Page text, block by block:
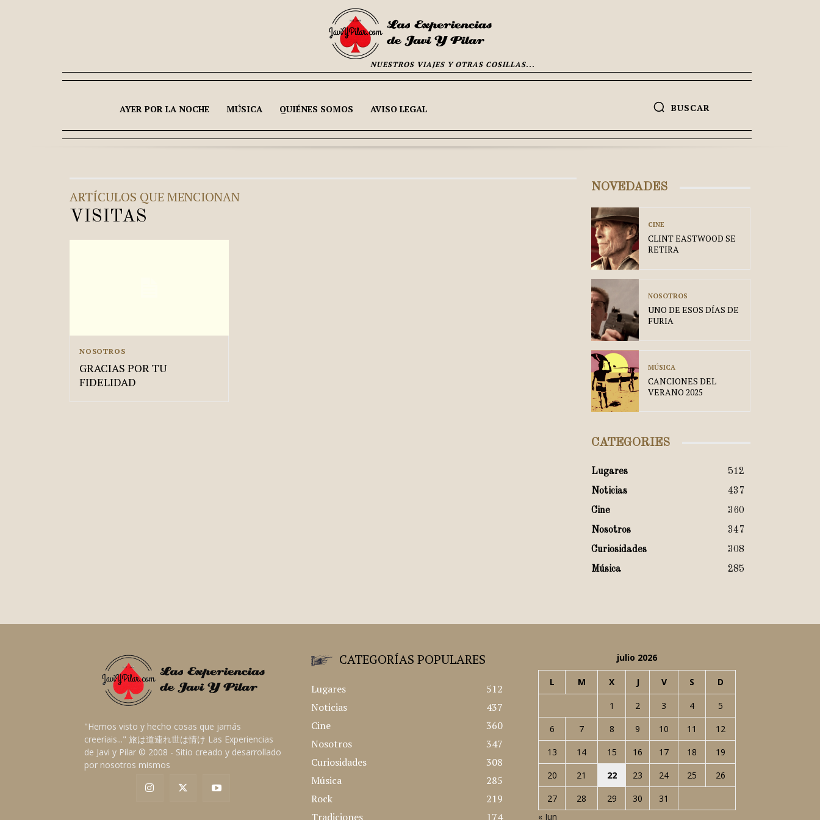
NUESTROS VIAJES Y OTRAS COSILLAS...
AYER POR LA NOCHE MÚSICA QUIÉNES SOMOS AVISO LEGAL BUSCAR
ARTÍCULOS QUE MENCIONAN
VISITAS
NOSOTROS
GRACIAS POR TU
FIDELIDAD
NOVEDADES
CINE
CLINT EASTWOOD SE
RETIRA
NOSOTROS
UNO DE ESOS DÍAS DE
FURIA
MÚSICA
CANCIONES DEL
VERANO 2025
CATEGORIES
Lugares
512
Noticias
437
Cine
360
Nosotros
347
Curiosidades
308
Música
285
"Hemos visto y hecho cosas que jamás
creeríais..." 旅は道連れ世は情け Las Experiencias
de Javi y Pilar © 2008 - Sitio creado y desarrollado
por nosotros mismos
CATEGORÍAS POPULARES
Lugares
512
Noticias
437
Cine
360
Nosotros
347
Curiosidades
308
Música
285
Rock
219
Tradiciones
174
julio 2026
L M X J V S D
1 2 3 4
5
6
7 8 9 10 11
12
13
14 15 16 17 18
19
20
21 22 23 24 25
26
27
28 29 30
31
« Jun